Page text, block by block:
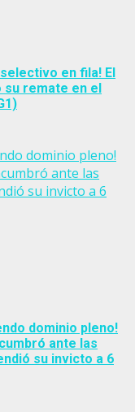
selectivo en fila! El
su remate en el
dominio pleno!
ante las
su invicto a 6
dominio pleno!
ante las
su invicto a 6